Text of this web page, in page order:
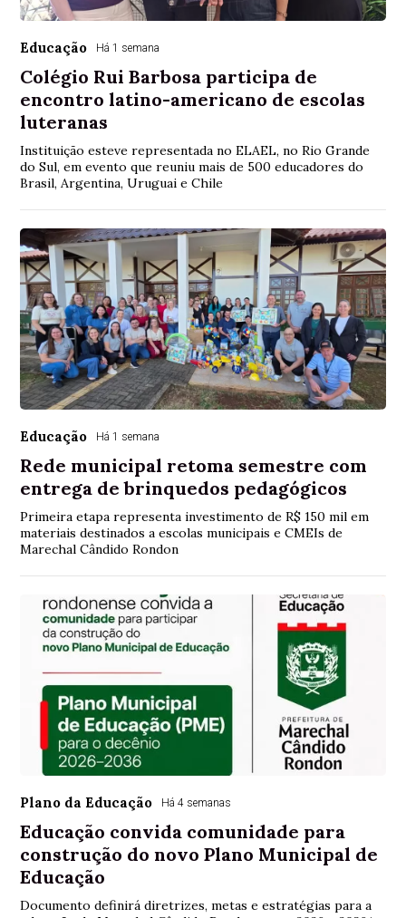
Educação Há 1 semana
Colégio Rui Barbosa participa de
encontro latino-americano de escolas
luteranas
Instituição esteve representada no ELAEL, no Rio Grande
do Sul, em evento que reuniu mais de 500 educadores do
Brasil, Argentina, Uruguai e Chile
Educação Há 1 semana
Rede municipal retoma semestre com
entrega de brinquedos pedagógicos
Primeira etapa representa investimento de R$ 150 mil em
materiais destinados a escolas municipais e CMEIs de
Marechal Cândido Rondon
Plano da Educação Há 4 semanas
Educação convida comunidade para
construção do novo Plano Municipal de
Educação
Documento definirá diretrizes, metas e estratégias para a